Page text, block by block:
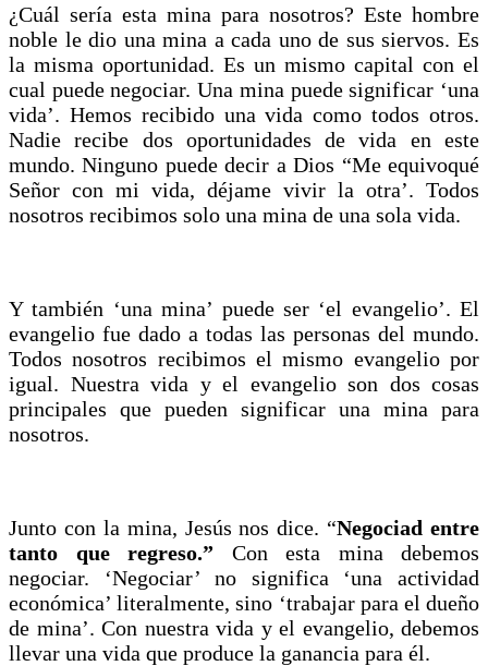
¿Cuál sería esta mina para nosotros? Este hombre
noble le dio una mina a cada uno de sus siervos. Es
la misma oportunidad. Es un mismo capital con el
cual puede negociar. Una mina puede significar ‘una
vida’. Hemos recibido una vida como todos otros.
Nadie recibe dos oportunidades de vida en este
mundo. Ninguno puede decir a Dios “Me equivoqué
Señor con mi vida, déjame vivir la otra’. Todos
nosotros recibimos solo una mina de una sola vida.
Y también ‘una mina’ puede ser ‘el evangelio’. El
evangelio fue dado a todas las personas del mundo.
Todos nosotros recibimos el mismo evangelio por
igual. Nuestra vida y el evangelio son dos cosas
principales que pueden significar una mina para
nosotros.
Junto con la mina, Jesús nos dice. “Negociad entre
tanto que regreso.” Con esta mina debemos
negociar. ‘Negociar’ no significa ‘una actividad
económica’ literalmente, sino ‘trabajar para el dueño
de mina’. Con nuestra vida y el evangelio, debemos
llevar una vida que produce la ganancia para él.